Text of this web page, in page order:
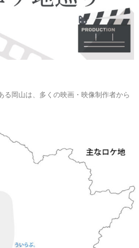
る岡山は、多くの映画・映像制作者から